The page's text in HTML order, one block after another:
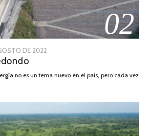
02
DE 2022
DE
no es un tema nuevo en el país, pero cada vez